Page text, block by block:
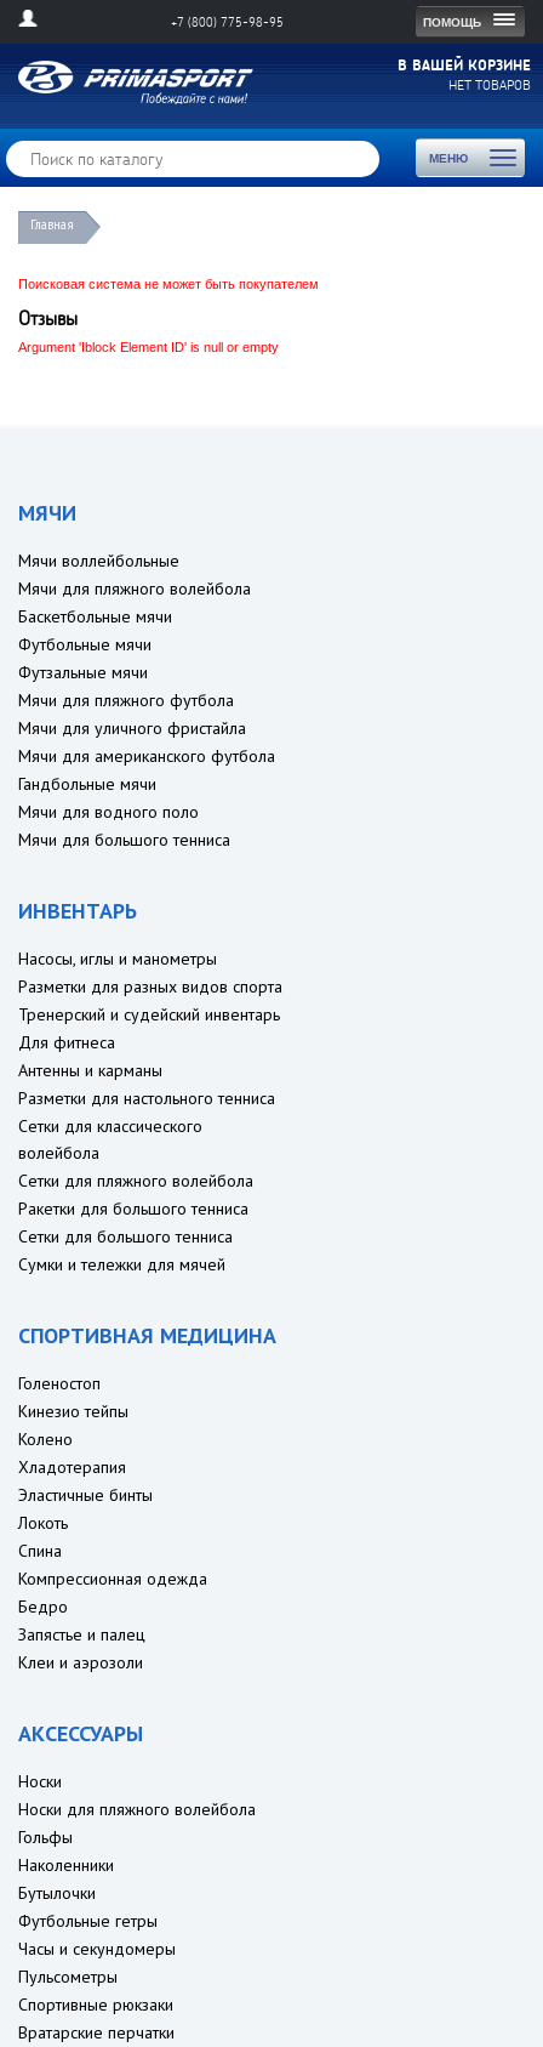
ПОМОЩЬ
+7 (800) 775-98-95
В ВАШЕЙ КОРЗИНЕ
НЕТ ТОВАРОВ
МЕНЮ
Toggle
Главная
Поисковая система не может быть покупателем
Отзывы
Argument 'Iblock Element ID' is null or empty
МЯЧИ
Мячи воллейбольные
Мячи для пляжного волейбола
Баскетбольные мячи
Футбольные мячи
Футзальные мячи
Мячи для пляжного футбола
Мячи для уличного фристайла
Мячи для американского футбола
Гандбольные мячи
Мячи для водного поло
Мячи для большого тенниса
ИНВЕНТАРЬ
Насосы, иглы и манометры
Разметки для разных видов спорта
Тренерский и судейский инвентарь
Для фитнеса
Антенны и карманы
Разметки для настольного тенниса
Сетки для классического
волейбола
Сетки для пляжного волейбола
Ракетки для большого тенниса
Сетки для большого тенниса
Сумки и тележки для мячей
СПОРТИВНАЯ МЕДИЦИНА
Голеностоп
Кинезио тейпы
Колено
Хладотерапия
Эластичные бинты
Локоть
Спина
Компрессионная одежда
Бедро
Запястье и палец
Клеи и аэрозоли
АКСЕССУАРЫ
Носки
Носки для пляжного волейбола
Гольфы
Наколенники
Бутылочки
Футбольные гетры
Часы и секундомеры
Пульсометры
Спортивные рюкзаки
Вратарские перчатки